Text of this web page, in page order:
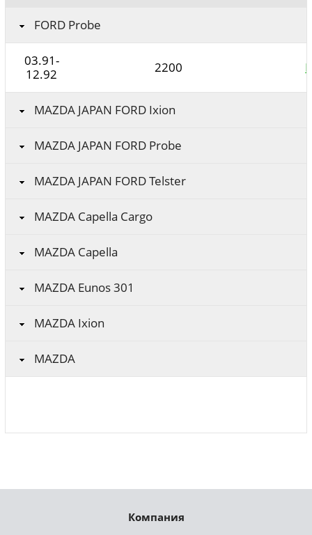
FORD Probe
03.91-
12.92
2200
MAZDA JAPAN FORD Ixion
MAZDA JAPAN FORD Probe
MAZDA JAPAN FORD Telster
MAZDA Capella Cargo
MAZDA Capella
MAZDA Eunos 301
MAZDA Ixion
MAZDA
Компания